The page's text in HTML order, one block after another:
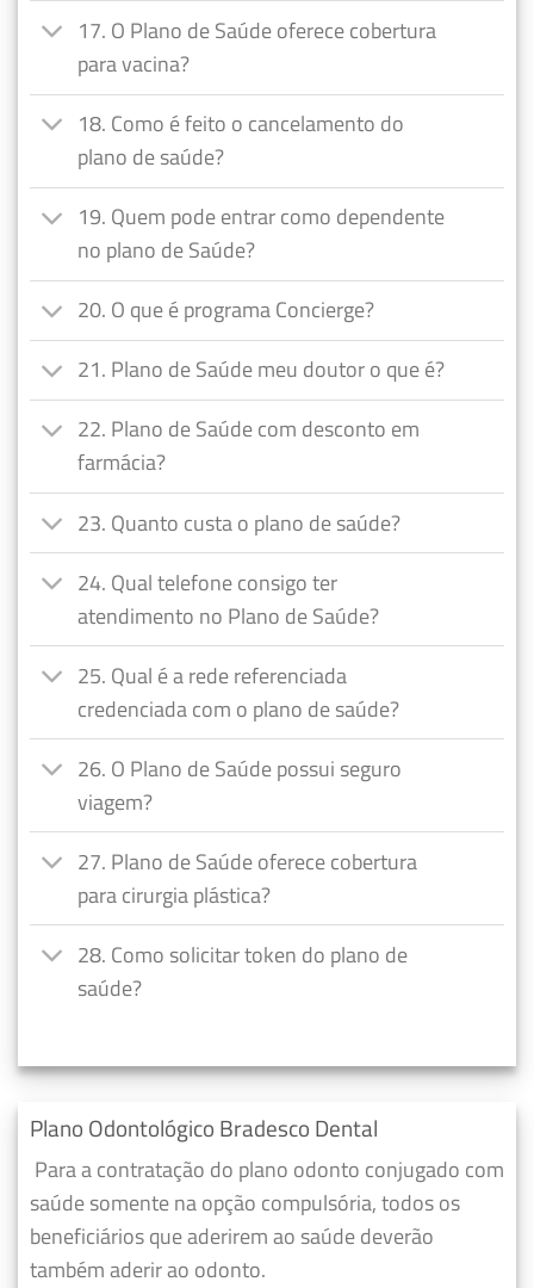
17. O Plano de Saúde oferece cobertura
para vacina?
18. Como é feito o cancelamento do
plano de saúde?
19. Quem pode entrar como dependente
no plano de Saúde?
20. O que é programa Concierge?
21. Plano de Saúde meu doutor o que é?
22. Plano de Saúde com desconto em
farmácia?
23. Quanto custa o plano de saúde?
24. Qual telefone consigo ter
atendimento no Plano de Saúde?
25. Qual é a rede referenciada
credenciada com o plano de saúde?
26. O Plano de Saúde possui seguro
viagem?
27. Plano de Saúde oferece cobertura
para cirurgia plástica?
28. Como solicitar token do plano de
saúde?
Plano Odontológico Bradesco Dental
Para a contratação do plano odonto conjugado com
saúde somente na opção compulsória, todos os
beneficiários que aderirem ao saúde deverão
também aderir ao odonto.